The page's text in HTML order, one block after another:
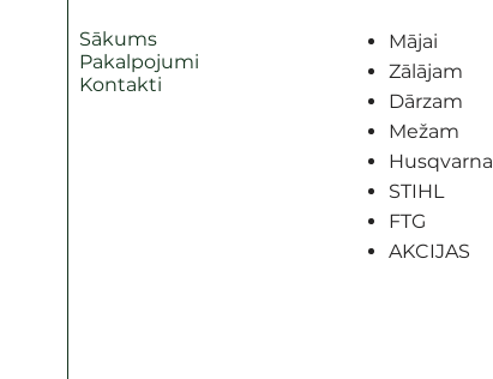
Sākums
Pakalpojumi
Kontakti
Mājai
Zālājam
Dārzam
Mežam
Husqvarna
STIHL
FTG
AKCIJAS